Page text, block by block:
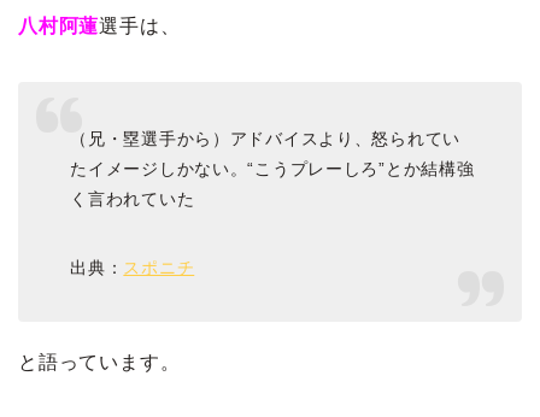
八村阿蓮選手は、
（兄・塁選手から）アドバイスより、怒られてい
たイメージしかない。“こうプレーしろ”とか結構強
く言われていた
出典： スポニチ
と語っています。